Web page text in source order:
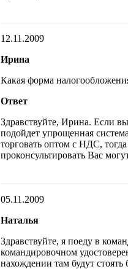
12.11.2009
Ирина
Какая форма
Ответ
Здравствуйте, Ирина. Если
подойдет упрощенная
торговать оптом с НДС,
проконсультировать Вас
05.11.2009
Наталья
Здравствуйте, я поеду в
командировочном
нахождении там будут стоять